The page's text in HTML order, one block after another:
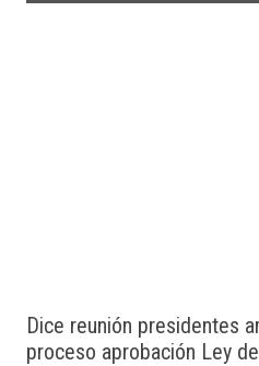
Dice reunión presidentes
proceso aprobación Ley